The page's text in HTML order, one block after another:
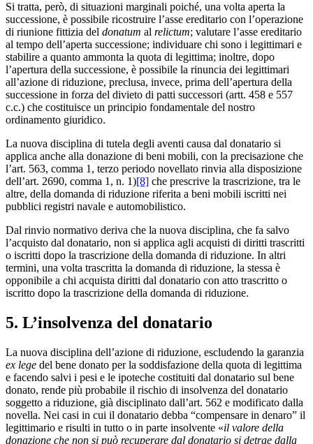
Si tratta, però, di situazioni marginali poiché, una volta aperta la
successione, è possibile ricostruire l’asse ereditario con l’operazione
di riunione fittizia del donatum al relictum; valutare l’asse ereditario
al tempo dell’aperta successione; individuare chi sono i legittimari e
stabilire a quanto ammonta la quota di legittima; inoltre, dopo
l’apertura della successione, è possibile la rinuncia dei legittimari
all’azione di riduzione, preclusa, invece, prima dell’apertura della
successione in forza del divieto di patti successori (artt. 458 e 557
c.c.) che costituisce un principio fondamentale del nostro
ordinamento giuridico.
La nuova disciplina di tutela degli aventi causa dal donatario si
applica anche alla donazione di beni mobili, con la precisazione che
l’art. 563, comma 1, terzo periodo novellato rinvia alla disposizione
dell’art. 2690, comma 1, n. 1)[8] che prescrive la trascrizione, tra le
altre, della domanda di riduzione riferita a beni mobili iscritti nei
pubblici registri navale e automobilistico.
Dal rinvio normativo deriva che la nuova disciplina, che fa salvo
l’acquisto dal donatario, non si applica agli acquisti di diritti trascritti
o iscritti dopo la trascrizione della domanda di riduzione. In altri
termini, una volta trascritta la domanda di riduzione, la stessa è
opponibile a chi acquista diritti dal donatario con atto trascritto o
iscritto dopo la trascrizione della domanda di riduzione.
5. L’insolvenza del donatario
La nuova disciplina dell’azione di riduzione, escludendo la garanzia
ex lege del bene donato per la soddisfazione della quota di legittima
e facendo salvi i pesi e le ipoteche costituiti dal donatario sul bene
donato, rende più probabile il rischio di insolvenza del donatario
soggetto a riduzione, già disciplinato dall’art. 562 e modificato dalla
novella. Nei casi in cui il donatario debba “compensare in denaro” il
legittimario e risulti in tutto o in parte insolvente «il valore della
donazione che non si può recuperare dal donatario si detrae dalla